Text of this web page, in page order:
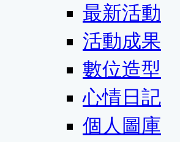
最新活動
活動成果
數位造型
心情日記
個人圖庫